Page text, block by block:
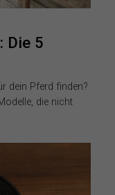
Die 5
dein Pferd finden?
die nicht